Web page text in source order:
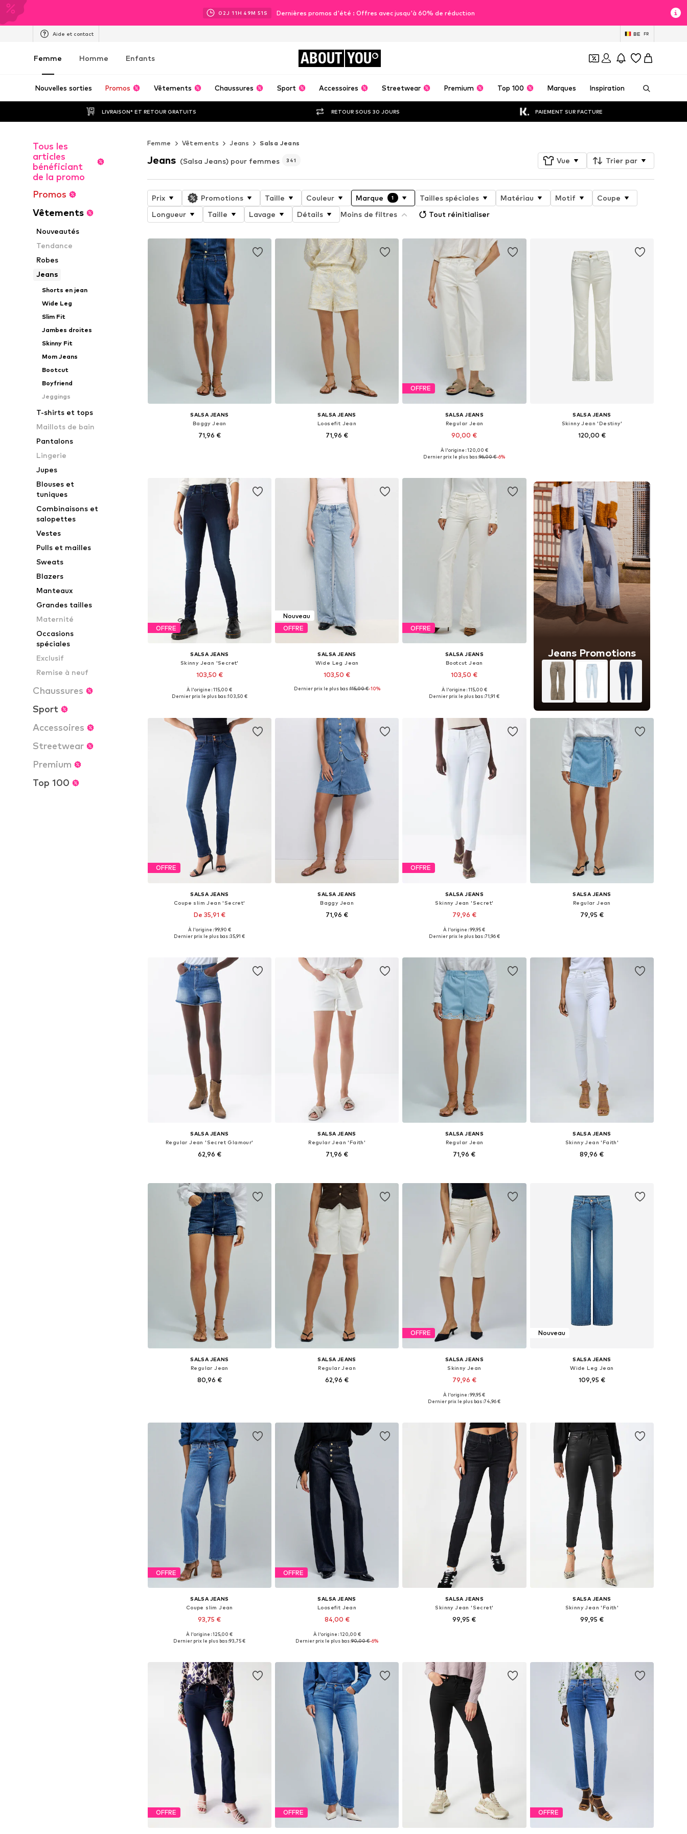
02J 11H 49M 49 S Dernières promos d'été : Offres avec jusqu'à 60% de réduction
Aide et contact BE FR
Femme Homme Enfants ABOUT YOU
Nouvelles sorties Promos Vêtements Chaussures Sport Accessoires Streetwear Premium Top 100 Marques Inspiration
LIVRAISON* ET RETOUR GRATUITS RETOUR SOUS 30 JOURS PAIEMENT SUR FACTURE
Tous les
articles
bénéficiant
de la promo
Promos
Vêtements
Nouveautés
Tendance
Robes
Jeans
Shorts en jean
Wide Leg
Slim Fit
Jambes droites
Skinny Fit
Mom Jeans
Bootcut
Boyfriend
Jeggings
T-shirts et tops
Maillots de bain
Pantalons
Lingerie
Jupes
Blouses et
tuniques
Combinaisons et
salopettes
Vestes
Pulls et mailles
Sweats
Blazers
Manteaux
Grandes tailles
Maternité
Occasions
spéciales
Exclusif
Remise à neuf
Chaussures
Sport
Accessoires
Streetwear
Premium
Top 100
Femme Vêtements Jeans Salsa Jeans
Jeans (Salsa Jeans) pour femmes 341 Vue Trier par
Prix Promotions Taille Couleur Marque 1 Tailles spéciales Matériau Motif
Coupe
Longueur
Taille Lavage Détails Moins de filtres Tout réinitialiser
SALSA JEANS
Baggy Jean
71,96 €
SALSA JEANS
Loosefit Jean
71,96 €
OFFRE
SALSA JEANS
Regular Jean
90,00 €
Disponible en plusieurs tailles
À l'origine : 120,00 €
Dernier prix le plus bas :96,00 €-6%
SALSA JEANS
Skinny Jean 'Destiny'
120,00 €
OFFRE
SALSA JEANS
Skinny Jean 'Secret'
103,50 €
Disponible en plusieurs tailles
À l'origine : 115,00 €
Dernier prix le plus bas :103,50 €
Nouveau
OFFRE
SALSA JEANS
Wide Leg Jean
103,50 €
Disponible en plusieurs tailles
Dernier prix le plus bas :115,00 €-10%
OFFRE
SALSA JEANS
Bootcut Jean
103,50 €
Disponible en plusieurs tailles
À l'origine : 115,00 €
Dernier prix le plus bas :71,91 €
Jeans Promotions
OFFRE
SALSA JEANS
Coupe slim Jean 'Secret'
De 35,91 €
Disponible en plusieurs tailles
À l'origine : 99,90 €
Dernier prix le plus bas :35,91 €
SALSA JEANS
Baggy Jean
71,96 €
OFFRE
SALSA JEANS
Skinny Jean 'Secret'
79,96 €
Disponible en plusieurs tailles
À l'origine : 99,95 €
Dernier prix le plus bas :71,96 €
SALSA JEANS
Regular Jean
79,95 €
SALSA JEANS
Regular Jean 'Secret Glamour'
62,96 €
Ajouter au panier
SALSA JEANS
Regular Jean 'Faith'
71,96 €
Ajouter au panier
SALSA JEANS
Regular Jean
71,96 €
Ajouter au panier
SALSA JEANS
Skinny Jean 'Faith'
89,96 €
SALSA JEANS
Regular Jean
80,96 €
SALSA JEANS
Regular Jean
62,96 €
OFFRE
SALSA JEANS
Skinny Jean
79,96 €
Tailles disponibles: 27, 28
À l'origine : 99,95 €
Dernier prix le plus bas :74,96 €
Nouveau
SALSA JEANS
Wide Leg Jean
109,95 €
OFFRE
SALSA JEANS
Coupe slim Jean
93,75 €
Disponible en plusieurs tailles
À l'origine : 125,00 €
Dernier prix le plus bas :93,75 €
OFFRE
SALSA JEANS
Loosefit Jean
84,00 €
Disponible en plusieurs tailles
À l'origine : 120,00 €
Dernier prix le plus bas :90,00 €-6%
SALSA JEANS
Skinny Jean 'Secret'
99,95 €
SALSA JEANS
Skinny Jean 'Faith'
99,95 €
OFFRE OFFRE OFFRE